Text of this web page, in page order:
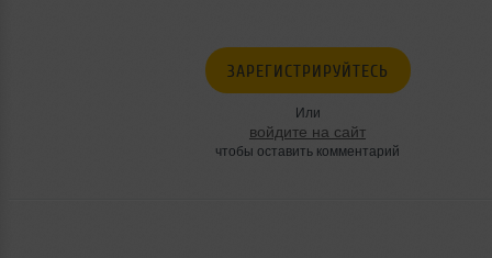
ЗАРЕГИСТРИРУЙТЕСЬ
Или
войдите на сайт
чтобы оставить комментарий